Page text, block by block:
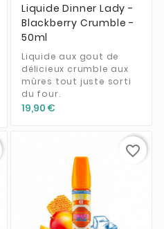
Liquide Dinner Lady -
Blackberry Crumble -
50ml
Liquide aux gout de
délicieux crumble aux
mûres tout juste sorti
du four.
19,90 €
favorite_border